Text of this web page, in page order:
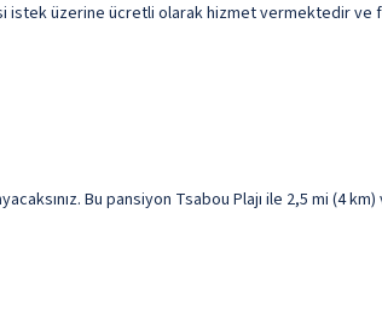
istek üzerine ücretli olarak hizmet vermektedir
Bu pansiyon Tsabou Plajı ile 2,5 mi (4 km)